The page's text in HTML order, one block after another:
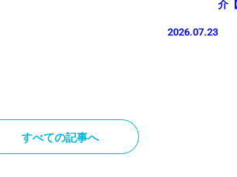
2026.07.23
介
すべての記事へ